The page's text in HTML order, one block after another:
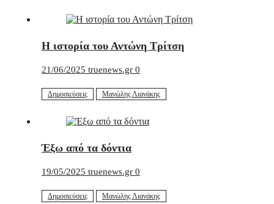
Η ιστορία του Αντώνη Τρίτση
21/06/2025 truenews.gr 0
Δημοσιεύσεις Μανώλης Λιανάκης
Έξω από τα δόντια
19/05/2025 truenews.gr 0
Δημοσιεύσεις Μανώλης Λιανάκης